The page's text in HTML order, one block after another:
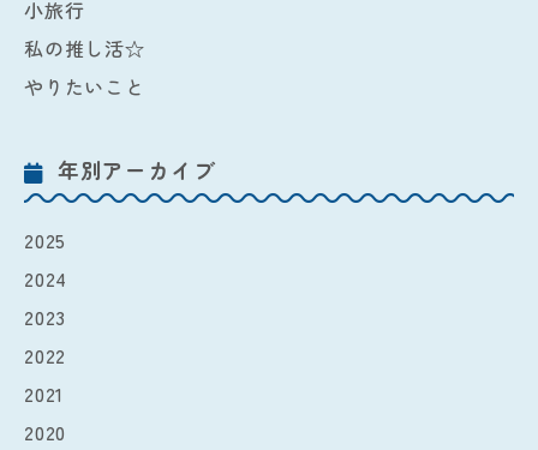
小旅行
私の推し活☆
やりたいこと
年別アーカイブ
2025
2024
2023
2022
2021
2020